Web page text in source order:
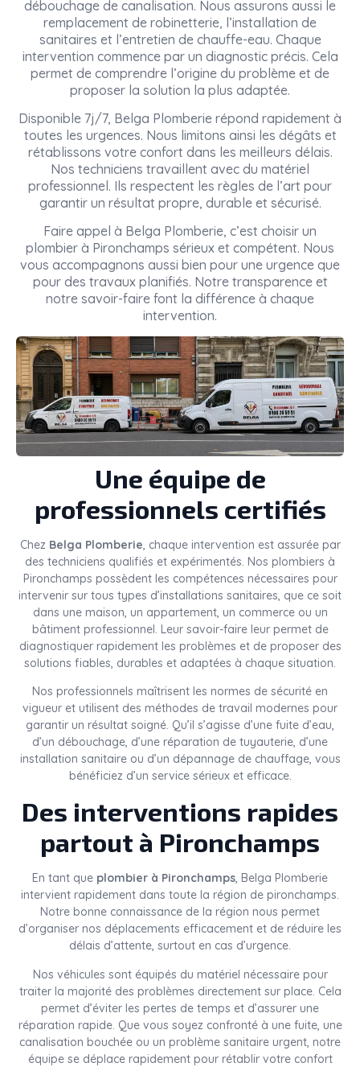
débouchage de canalisation. Nous assurons aussi le
remplacement de robinetterie, l’installation de
sanitaires et l’entretien de chauffe-eau. Chaque
intervention commence par un diagnostic précis. Cela
permet de comprendre l’origine du problème et de
proposer la solution la plus adaptée.
Disponible 7j/7, Belga Plomberie répond rapidement à
toutes les urgences. Nous limitons ainsi les dégâts et
rétablissons votre confort dans les meilleurs délais.
Nos techniciens travaillent avec du matériel
professionnel. Ils respectent les règles de l’art pour
garantir un résultat propre, durable et sécurisé.
Faire appel à Belga Plomberie, c’est choisir un
plombier à Pironchamps sérieux et compétent. Nous
vous accompagnons aussi bien pour une urgence que
pour des travaux planifiés. Notre transparence et
notre savoir-faire font la différence à chaque
intervention.
Une équipe de
professionnels certifiés
Chez Belga Plomberie , chaque intervention est assurée par
des techniciens qualifiés et expérimentés. Nos plombiers à
Pironchamps possèdent les compétences nécessaires pour
intervenir sur tous types d’installations sanitaires, que ce soit
dans une maison, un appartement, un commerce ou un
bâtiment professionnel. Leur savoir-faire leur permet de
diagnostiquer rapidement les problèmes et de proposer des
solutions fiables, durables et adaptées à chaque situation.
Nos professionnels maîtrisent les normes de sécurité en
vigueur et utilisent des méthodes de travail modernes pour
garantir un résultat soigné. Qu’il s’agisse d’une fuite d’eau,
d’un débouchage, d’une réparation de tuyauterie, d’une
installation sanitaire ou d’un dépannage de chauffage, vous
bénéficiez d’un service sérieux et efficace.
Des interventions rapides
partout à Pironchamps
En tant que plombier à Pironchamps, Belga Plomberie
intervient rapidement dans toute la région de pironchamps.
Notre bonne connaissance de la région nous permet
d’organiser nos déplacements efficacement et de réduire les
délais d’attente, surtout en cas d’urgence.
Nos véhicules sont équipés du matériel nécessaire pour
traiter la majorité des problèmes directement sur place. Cela
permet d’éviter les pertes de temps et d’assurer une
réparation rapide. Que vous soyez confronté à une fuite, une
canalisation bouchée ou un problème sanitaire urgent, notre
équipe se déplace rapidement pour rétablir votre confort